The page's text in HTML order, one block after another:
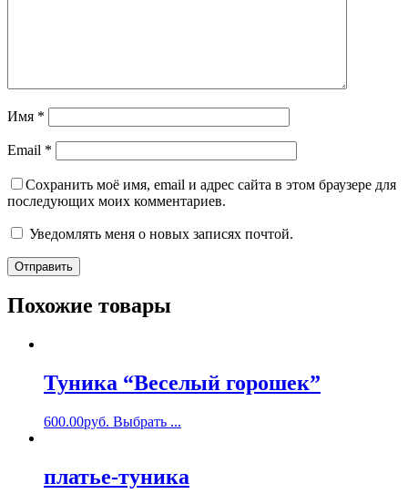
Имя *
Email *
Сохранить моё имя, email и адрес сайта в этом браузере для
последующих моих комментариев.
Уведомлять меня о новых записях почтой.
Похожие товары
Туника “Веселый горошек”
600.00руб. Выбрать ...
платье-туника